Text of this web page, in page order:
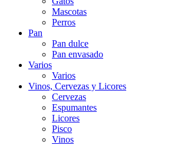
Mascotas
Perros
Pan
Pan dulce
Pan envasado
Varios
Varios
Vinos, Cervezas y Licores
Cervezas
Espumantes
Licores
Pisco
Vinos